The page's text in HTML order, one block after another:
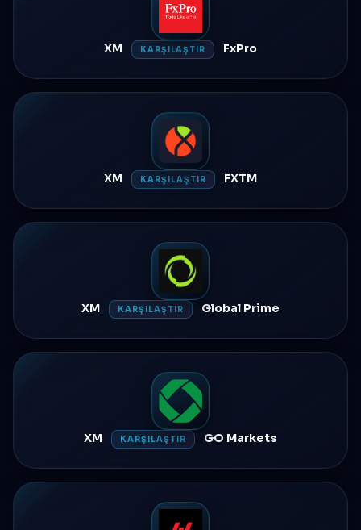
XM KARŞILAŞTIR FxPro
XM KARŞILAŞTIR FXTM
XM KARŞILAŞTIR Global Prime
XM KARŞILAŞTIR GO Markets